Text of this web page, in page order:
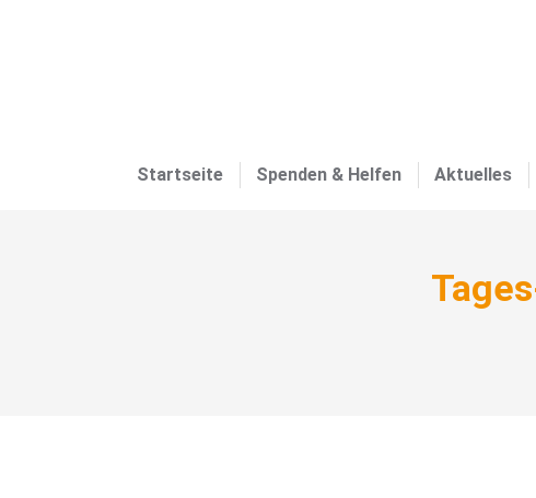
Startseite Spenden & Helfen Aktuelles